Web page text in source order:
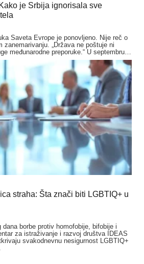
je Srbija ignorisala sve
Saveta Evrope je ponovljeno. Nije reč o
zanemarivanju. „Država ne poštuje ni
međunarodne preporuke.“ U septembru…
straha: Šta znači biti LGBTIQ+ u
dana borbe protiv homofobije, bifobije i
za istraživanje i razvoj društva IDEAS
svakodnevnu nesigurnost LGBTIQ+